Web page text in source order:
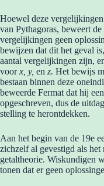
Hoewel deze
van Pythagoras, beweert
vergelijkingen geen
bewijzen dat dit het geval
aantal vergelijkingen zijn,
voorx, y, en z. Het bewijs
bestaan binnen deze
beweerde Fermat dat hij
opgeschreven, dus de
stelling te herontdekken.
Aan het begin van de 19e
zichzelf al gevestigd als het
getaltheorie. Wiskundigen
tonen dat er geen